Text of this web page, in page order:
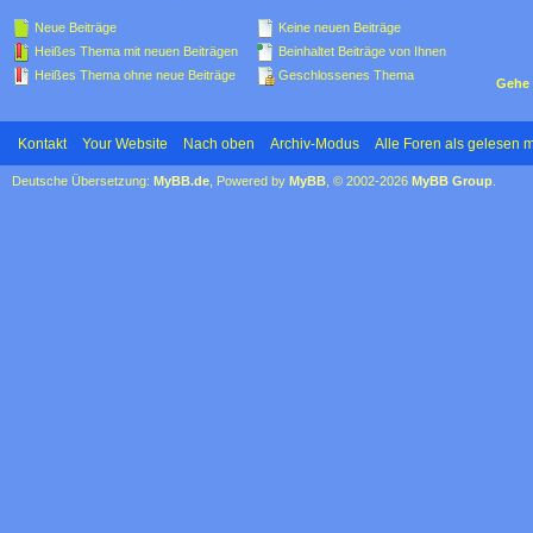
Neue Beiträge
Heißes Thema mit neuen Beiträgen
Heißes Thema ohne neue Beiträge
Keine neuen Beiträge
Beinhaltet Beiträge von Ihnen
Geschlossenes Thema
Gehe
Kontakt Your Website Nach oben Archiv-Modus Alle Foren als gelesen
Deutsche Übersetzung: MyBB.de , Powered by MyBB , © 2002-2026 MyBB Group